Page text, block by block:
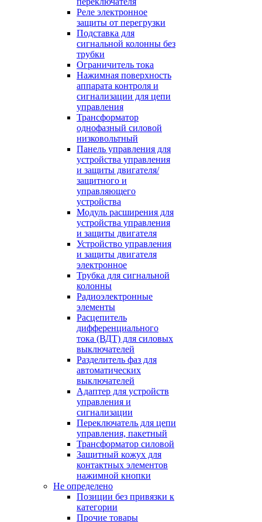
Реле электронное
защиты от перегрузки
Подставка для
сигнальной колонны без
трубки
Ограничитель тока
Нажимная поверхность
аппарата контроля и
сигнализации для цепи
управления
Трансформатор
однофазный силовой
низковольтный
Панель управления для
устройства управления
и защиты двигателя/
защитного и
управляющего
устройства
Модуль расширения для
устройства управления
и защиты двигателя
Устройство управления
и защиты двигателя
электронное
Трубка для сигнальной
колонны
Радиоэлектронные
элементы
Расцепитель
дифференциального
тока (ВДТ) для силовых
выключателей
Разделитель фаз для
автоматических
выключателей
Адаптер для устройств
управления и
сигнализации
Переключатель для цепи
управления, пакетный
Трансформатор силовой
Защитный кожух для
контактных элементов
нажимной кнопки
Не определено
Позиции без привязки к
категории
Прочие товары